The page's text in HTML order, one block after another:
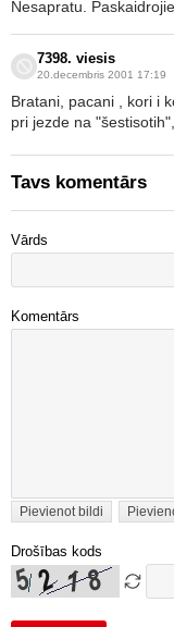
Nesapratu.
7398. viesis
20.decembris 2001 17:19
Bratani, pacani , kori i
pri jezde na
Tavs komentārs
Vārds
Komentārs
Pievienot bildi
Drošības kods